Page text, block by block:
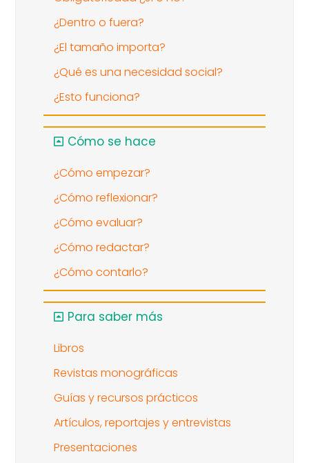
¿Dentro o fuera?
¿El tamaño importa?
¿Qué es una necesidad social?
¿Esto funciona?
Cómo se hace
¿Cómo empezar?
¿Cómo reflexionar?
¿Cómo evaluar?
¿Cómo redactar?
¿Cómo contarlo?
Para saber más
Libros
Revistas monográficas
Guías y recursos prácticos
Artículos, reportajes y entrevistas
Presentaciones